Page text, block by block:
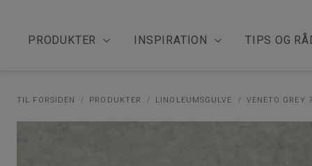
PRODUKTER INSPIRATION TIPS OG
TIL FORSIDEN PRODUKTER LINOLEUMSGULVE VENETO GREY